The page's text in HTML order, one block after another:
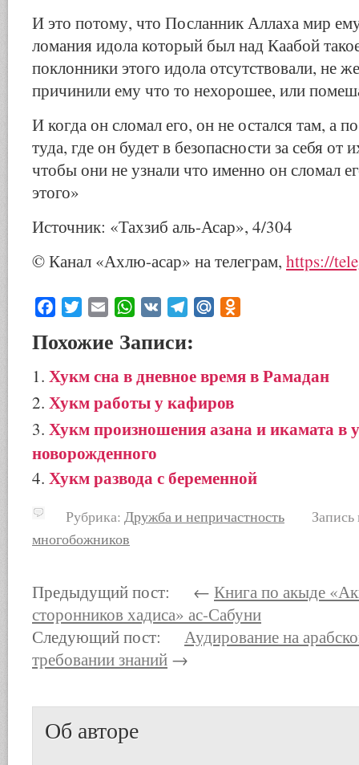
И это потому, что Посланник Аллаха мир
ломания идола который был над Каабой
поклонники этого идола отсутствовали, не
причинили ему что то нехорошее, или
И когда он сломал его, он не остался там, а
туда, где он будет в безопасности за себя от
чтобы они не узнали что именно он сломал
этого»
Источник: «Тахзиб аль-Асар», 4/304
© Канал «Ахлю-асар» на телеграм, https://
Facebook
Twitter Email WhatsApp
VK TelegramMail.Ru
Похожие Записи:
Хукм сна в дневное время в Рамадан
Хукм работы у кафиров
Хукм произношения азана и икамата в
новорожденного
Хукм развода с беременной
Рубрика: Дружба и непричастность Запись
многобожников
Предыдущий пост: ← Книга по акыде
сторонников хадиса» ас-Сабуни
Следующий пост: Аудирование на
требовании знаний →
Об авторе